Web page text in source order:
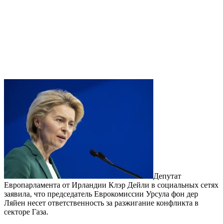
Депутат
Европарламента от Ирландии Клэр Дейли в социальных сетях
заявила, что председатель Еврокомиссии Урсула фон дер
Ляйен несет ответственность за разжигание конфликта в
секторе Газа.